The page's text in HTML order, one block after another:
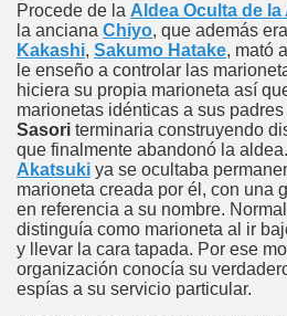
Procede de la Aldea Oculta de la
la anciana Chiyo, que además
Kakashi, Sakumo Hatake, mató
le enseño a controlar las
hiciera su propia marioneta así
marionetas idénticas a sus
Sasori terminaria construyendo
que finalmente abandonó la
Akatsuki ya se ocultaba
marioneta creada por él, con una
en referencia a su nombre.
distinguía como marioneta al ir
y llevar la cara tapada. Por ese
organización conocía su
espías a su servicio particular.